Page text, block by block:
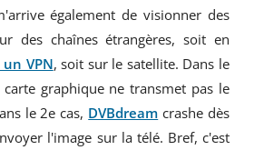
également de visionner des
des chaînes étrangères, soit en
VPN, soit sur le satellite. Dans le
graphique ne transmet pas le
le 2e cas, DVBdream crashe dès
l'image sur la télé. Bref, c'est